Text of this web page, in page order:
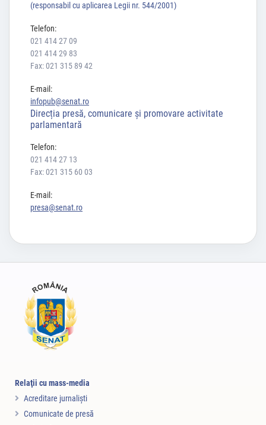
(responsabil cu aplicarea Legii nr. 544/2001)
Telefon:
021 414 27 09
021 414 29 83
Fax: 021 315 89 42
E-mail:
infopub@senat.ro
Direcția presă, comunicare și promovare activitate
parlamentară
Telefon:
021 414 27 13
Fax: 021 315 60 03
E-mail:
presa@senat.ro
Relaţii cu mass-media
Acreditare jurnalişti
Comunicate de presă